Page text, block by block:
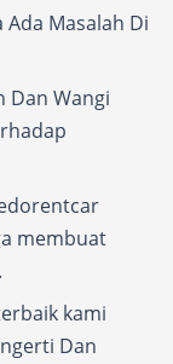
Masalah Di
Dan Wangi
membuat
kami
Dan